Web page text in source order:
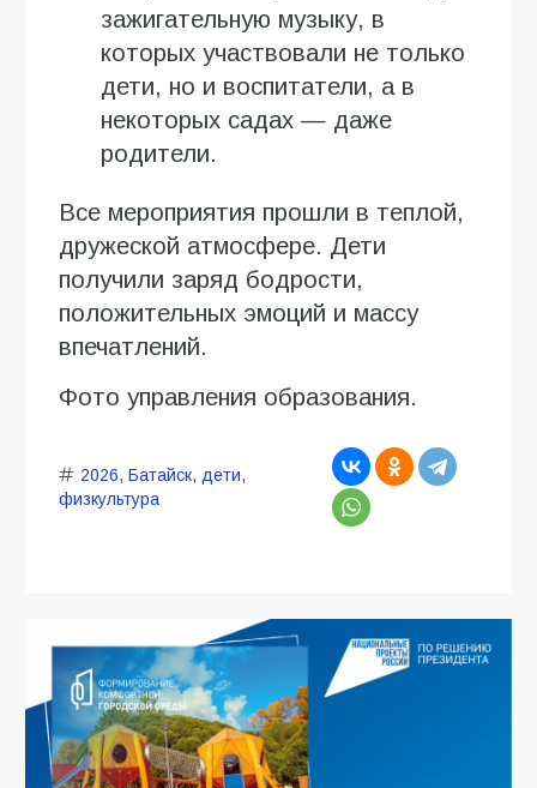
зажигательную музыку, в
которых участвовали не только
дети, но и воспитатели, а в
некоторых садах — даже
родители.
Все мероприятия прошли в теплой,
дружеской атмосфере. Дети
получили заряд бодрости,
положительных эмоций и массу
впечатлений.
Фото управления образования.
2026, Батайск, дети,
физкультура